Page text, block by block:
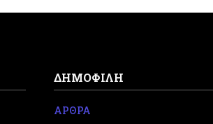
ΔΗΜΟΦΙΛΗ
ΑΡΘΡΑ